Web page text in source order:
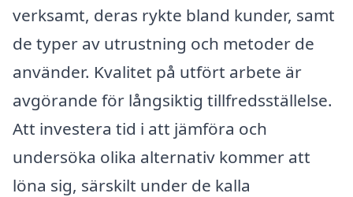
verksamt, deras rykte bland kunder, samt
de typer av utrustning och metoder de
använder. Kvalitet på utfört arbete är
avgörande för långsiktig tillfredsställelse.
Att investera tid i att jämföra och
undersöka olika alternativ kommer att
löna sig, särskilt under de kalla